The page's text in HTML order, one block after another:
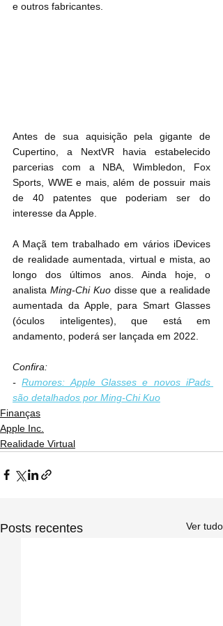
e outros fabricantes.
Antes de sua aquisição pela gigante de
Cupertino, a NextVR havia estabelecido
parcerias com a NBA, Wimbledon, Fox
Sports, WWE e mais, além de possuir mais
de 40 patentes que poderiam ser do
interesse da Apple.
A Maçã tem trabalhado em vários iDevices
de realidade aumentada, virtual e mista, ao
longo dos últimos anos. Ainda hoje, o
analista Ming-Chi Kuo disse que a realidade
aumentada da Apple, para Smart Glasses
(óculos inteligentes), que está em
andamento, poderá ser lançada em 2022.
Confira:
- Rumores: Apple Glasses e novos iPads
são detalhados por Ming-Chi Kuo
Finanças
Apple Inc.
Realidade Virtual
Posts recentes Ver tudo